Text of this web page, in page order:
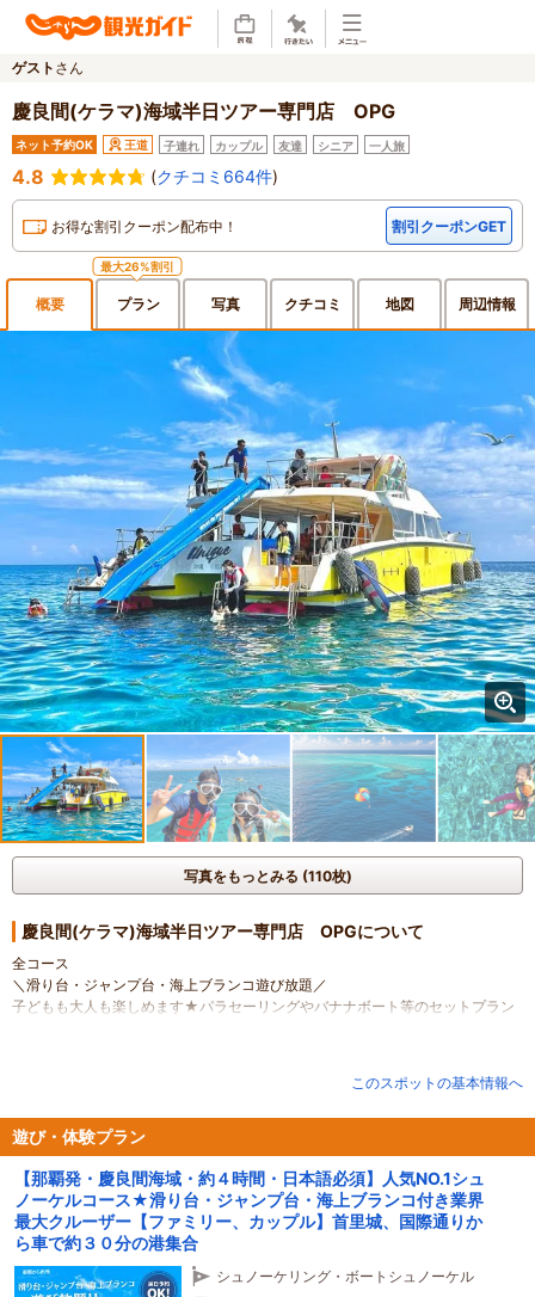
ゲスト さん
慶良間(ケラマ)海域半日ツアー専門店 OPG
ネット予約OK 王道 子連れ カップル 友達 シニア 一人旅
4.8 (クチコミ664件)
お得な割引クーポン配布中！ 割引クーポンGET
概要
最大26%割引
プラン 写真 クチコミ 地図 周辺情報
写真をもっとみる (110枚)
慶良間(ケラマ)海域半日ツアー専門店 OPGについて
全コース
＼滑り台・ジャンプ台・海上ブランコ遊び放題／
子どもも大人も楽しめます★パラセーリングやバナナボート等のセットプラン
┗沖縄に着いた日、帰る日でも遊べます！
★当日予約OＫ★
サイトが閉まっていたらまずはお電話下さい！
098‐911‐1265
★安全管理はお任せください★
┗安全対策優良事業者
このスポットの基本情報へ
遊び・体験プラン
【那覇発・慶良間海域・約４時間・日本語必須】人気NO.1シュ
ノーケルコース★滑り台・ジャンプ台・海上ブランコ付き業界
最大クルーザー【ファミリー、カップル】首里城、国際通りか
ら車で約３０分の港集合
シュノーケリング・ボートシュノーケル